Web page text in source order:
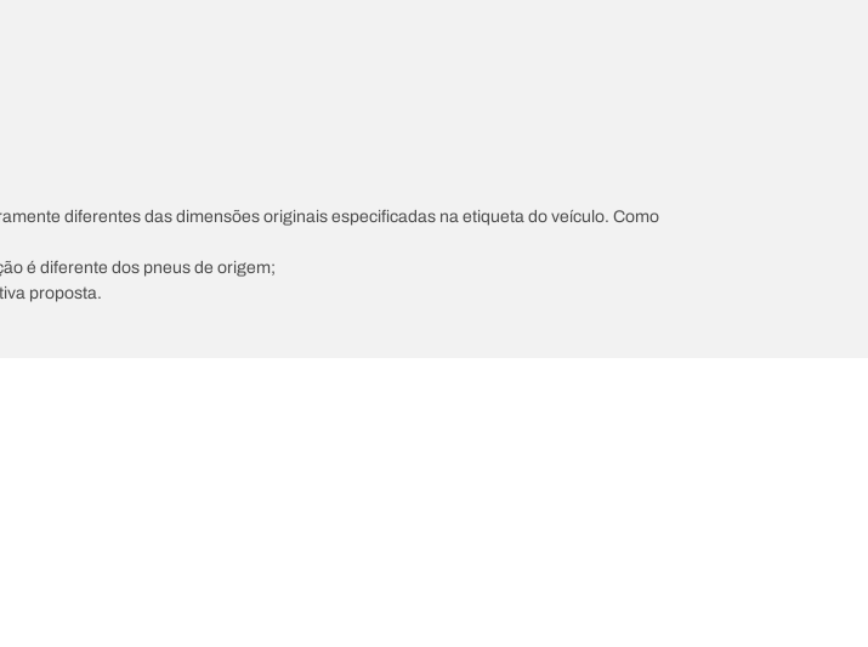
diferentes das dimensões originais especificadas na etiqueta do veículo. Como
é diferente dos pneus de origem;
proposta.